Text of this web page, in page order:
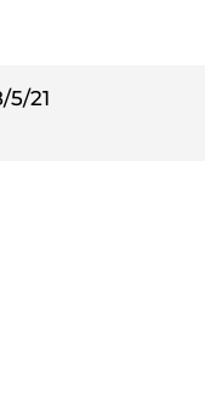
21